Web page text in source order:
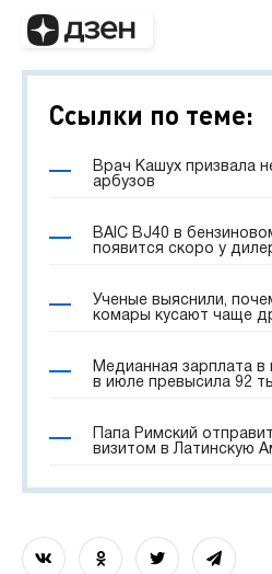
Ссылки по теме:
Врач Кашух призвала
арбузов
BAIC BJ40 в
появится скоро у
Ученые выяснили,
комары кусают чаще
Медианная зарплата в
в июле превысила 92
Папа Римский
визитом в Латинскую